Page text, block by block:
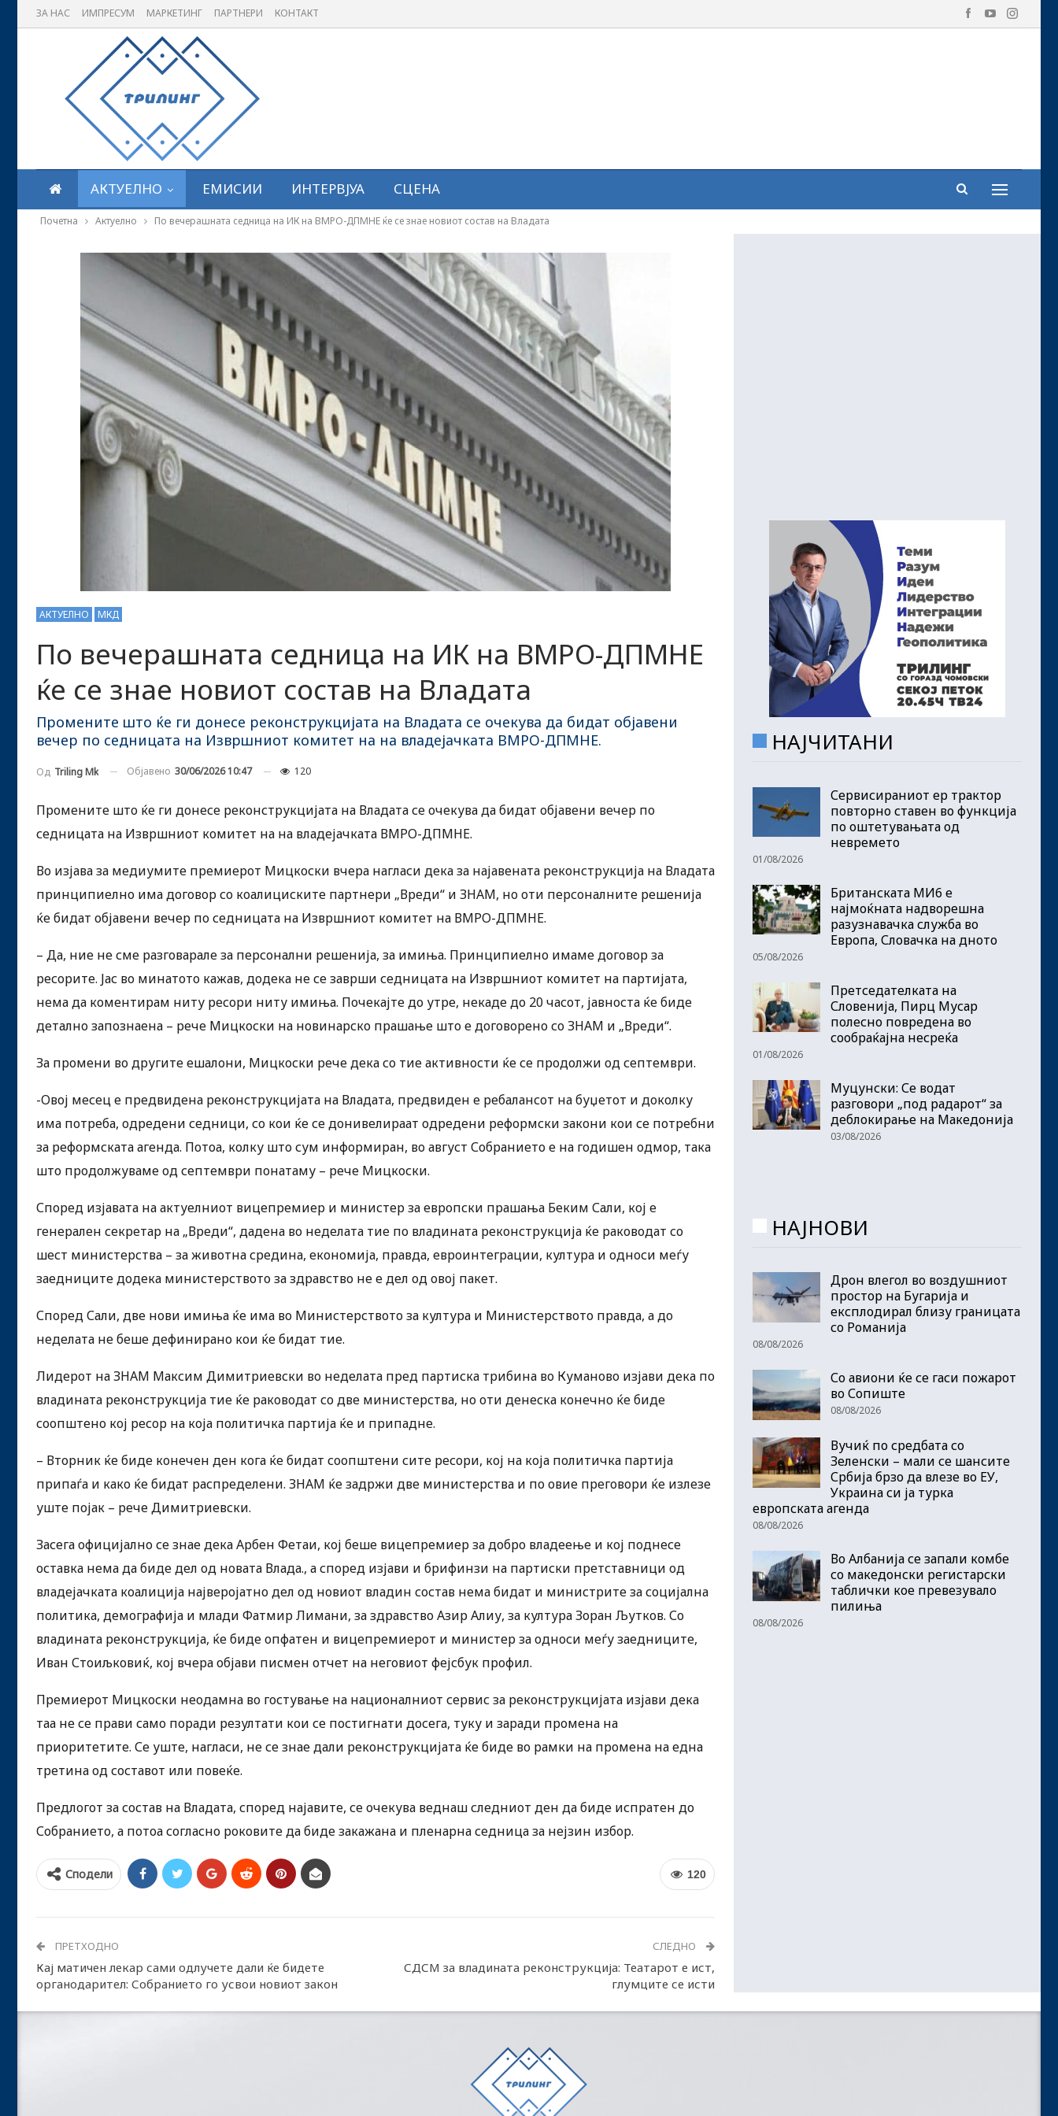
ЗА НАС ИМПРЕСУМ МАРКЕТИНГ ПАРТНЕРИ КОНТАКТ
АКТУЕЛНО ЕМИСИИ ИНТЕРВЈУА СЦЕНА
Почетна Актуелно По вечерашната седница на ИК на ВМРО-ДПМНЕ ќе се знае новиот состав на Владата
АКТУЕЛНО МКД
По вечерашната седница на ИК на ВМРО-ДПМНЕ
ќе се знае новиот состав на Владата
Промените што ќе ги донесе реконструкцијата на Владата се очекува да бидат објавени
вечер по седницата на Извршниот комитет на на владејачката ВМРО-ДПМНЕ.
Од Triling Mk Објавено 30/06/2026 10:47 120
Промените што ќе ги донесе реконструкцијата на Владата се очекува да бидат објавени вечер по
седницата на Извршниот комитет на на владејачката ВМРО-ДПМНЕ.
Во изјава за медиумите премиерот Мицкоски вчера нагласи дека за најавената реконструкција на Владата
принципиелно има договор со коалициските партнери „Вреди“ и ЗНАМ, но оти персоналните решенија
ќе бидат објавени вечер по седницата на Извршниот комитет на ВМРО-ДПМНЕ.
– Да, ние не сме разговарале за персонални решенија, за имиња. Принципиелно имаме договор за
ресорите. Јас во минатото кажав, додека не се заврши седницата на Извршниот комитет на партијата,
нема да коментирам ниту ресори ниту имиња. Почекајте до утре, некаде до 20 часот, јавноста ќе биде
детално запознаена – рече Мицкоски на новинарско прашање што е договорено со ЗНАМ и „Вреди“.
За промени во другите ешалони, Мицкоски рече дека со тие активности ќе се продолжи од септември.
-Овој месец е предвидена реконструкцијата на Владата, предвиден е ребалансот на буџетот и доколку
има потреба, одредени седници, со кои ќе се донивелираат одредени реформски закони кои се потребни
за реформската агенда. Потоа, колку што сум информиран, во август Собранието е на годишен одмор, така
што продолжуваме од септември понатаму – рече Мицкоски.
Според изјавата на актуелниот вицепремиер и министер за европски прашања Беким Сали, кој е
генерален секретар на „Вреди“, дадена во неделата тие по владината реконструкција ќе раководат со
шест министерства – за животна средина, економија, правда, евроинтеграции, култура и односи меѓу
заедниците додека министерството за здравство не е дел од овој пакет.
Според Сали, две нови имиња ќе има во Министерството за култура и Министерството правда, а до
неделата не беше дефинирано кои ќе бидат тие.
Лидерот на ЗНАМ Максим Димитриевски во неделата пред партиска трибина во Куманово изјави дека по
владината реконструкција тие ќе раководат со две министерства, но оти денеска конечно ќе биде
соопштено кој ресор на која политичка партија ќе и припадне.
– Вторник ќе биде конечен ден кога ќе бидат соопштени сите ресори, кој на која политичка партија
припаѓа и како ќе бидат распределени. ЗНАМ ќе задржи две министерства и по овие преговори ќе излезе
уште појак – рече Димитриевски.
Засега официјално се знае дека Арбен Фетаи, кој беше вицепремиер за добро владеење и кој поднесе
оставка нема да биде дел од новата Влада., а според изјави и брифинзи на партиски претставници од
владејачката коалиција најверојатно дел од новиот владин состав нема бидат и министрите за социјална
политика, демографија и млади Фатмир Лимани, за здравство Азир Алиу, за култура Зоран Љутков. Со
владината реконструкција, ќе биде опфатен и вицепремиерот и министер за односи меѓу заедниците,
Иван Стоиљковиќ, кој вчера објави писмен отчет на неговиот фејсбук профил.
Премиерот Мицкоски неодамна во гостување на националниот сервис за реконструкцијата изјави дека
таа не се прави само поради резултати кои се постигнати досега, туку и заради промена на
приоритетите. Се уште, нагласи, не се знае дали реконструкцијата ќе биде во рамки на промена на една
третина од составот или повеќе.
Предлогот за состав на Владата, според најавите, се очекува веднаш следниот ден да биде испратен до
Собранието, а потоа согласно роковите да биде закажана и пленарна седница за нејзин избор.
120
Сподели
ПРЕТХОДНО
Кај матичен лекар сами одлучете дали ќе бидете
органодарител: Собранието го усвои новиот закон
СЛЕДНО
СДСМ за владината реконструкција: Театарот е ист,
глумците се исти
НАЈЧИТАНИ
Сервисираниот ер трактор
повторно ставен во функција
по оштетувањата од
невремето
01/08/2026
Британската МИ6 е
најмоќната надворешна
разузнавачка служба во
Европа, Словачка на дното
05/08/2026
Претседателката на
Словенија, Пирц Мусар
полесно повредена во
сообраќајна несреќа
01/08/2026
Муцунски: Се водат
разговори „под радарот“ за
деблокирање на Македонија
03/08/2026
НАЈНОВИ
Дрон влегол во воздушниот
простор на Бугарија и
експлодирал близу границата
со Романија
08/08/2026
Со авиони ќе се гаси пожарот
во Сопиште
08/08/2026
Вучиќ по средбата со
Зеленски – мали се шансите
Србија брзо да влезе во ЕУ,
Украина си ја турка
европската агенда
08/08/2026
Во Албанија се запали комбе
со македонски регистарски
таблички кое превезувало
пилиња
08/08/2026